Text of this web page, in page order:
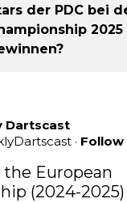
der PDC bei
Dartscast
· Follow
European
(2024-2025)